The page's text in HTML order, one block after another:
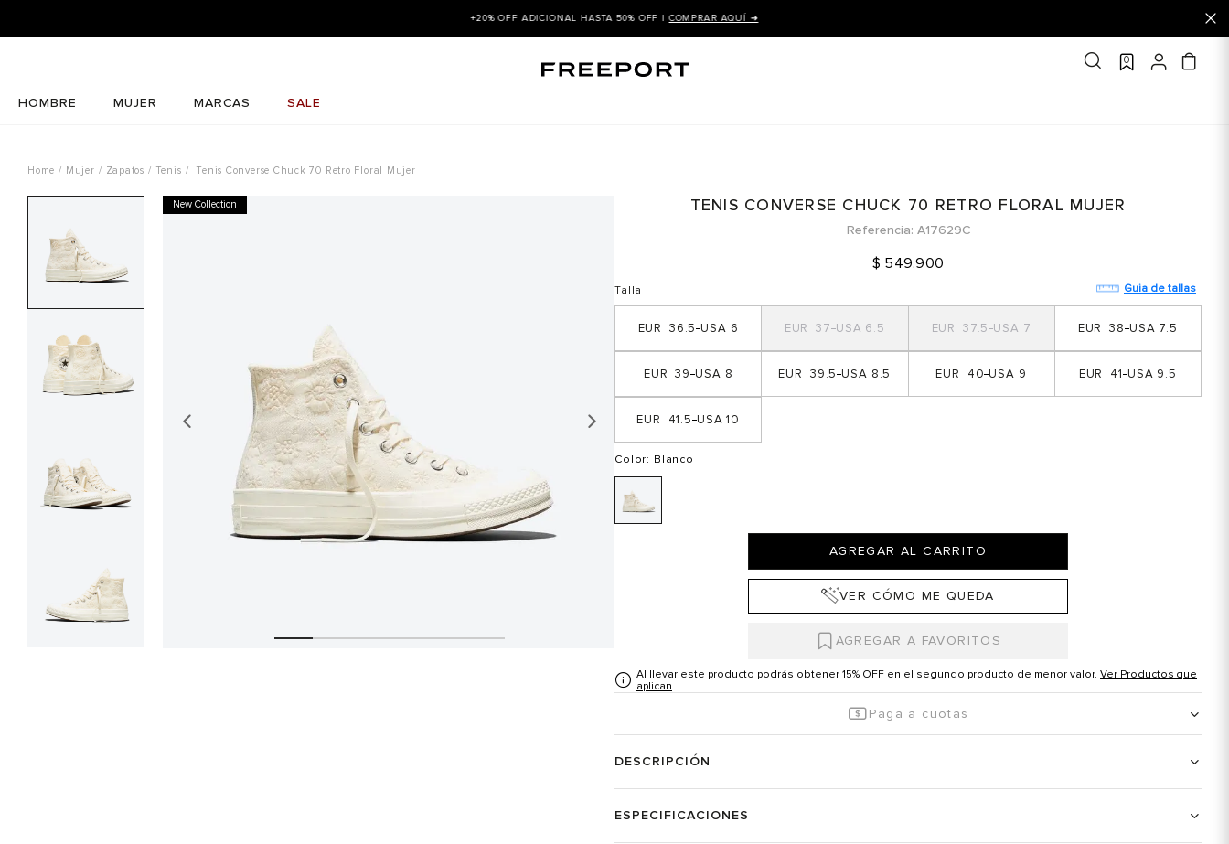
+20% OFF ADICIONAL HASTA 50% OFF |COMPRAR AQUÍ ➜
0
HOMBRE MUJER MARCAS SALE
Mujer Zapatos Tenis Tenis Converse Chuck 70 Retro Floral Mujer
New Collection TENIS CONVERSE CHUCK 70 RETRO FLORAL MUJER
Referencia A17629C
$ 549.900
Talla Guia de tallas
6
36.5 6.5
37 7
37.5 7.5
38
8
39 8.5
39.5 9
40 9.5
41
10
41.5
Color: Blanco
AGREGAR AL CARRITO
VER CÓMO ME QUEDA
Al llevar este producto podrás obtener 15% OFF en el segundo producto de menor valor. Ver Productos que
aplican
Paga a cuotas
DESCRIPCIÓN
ESPECIFICACIONES